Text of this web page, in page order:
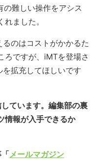
難しい操作をアシス
ました。
のはコストがかかるた
ろですが、iMTを登場さ
拡充してほしいです
ています。 編集部の裏
情報が入手できるか
メールマガジン